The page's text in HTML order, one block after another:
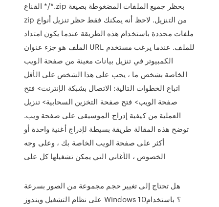
القناع */*.zip بحظر جميع الملفات المضغوطة بصيغة
zip من التنزيل. لاحظ أنه يمكنك فقط حظر تنزيل أنواع
ملفات محددة باستخدام هذه الطريقة عندما يكون امتداد
الملف هو جزء عنوان URL للملف. عندما يرغب مستخدم
الكمبيوتر في تنزيل بيانات معينة من صفحة الويب
الخاصة بشخص ما ، يجب على هذا الشخص على الأقل
اتباع الخطوات التالية: الاتصال بشبكة الإنترنت> فتح
صفحة الويب> فتح صفحة التخزين السحابية> تنزيل
العملية من كيفية إدراج الموسيقى على صفحة ويب.
توضح هذه المقالة طريقة بسيطة لإدراج أغنية واحدة أو
أكثر على صفحة الويب الخاصة بك ، وعلى وجه
الخصوص ، الأغاني التي يمكن تشغيلها كل على
هل تحتاج إلى تغيير حجم مجموعة من الصور بسرعة
على نظام التشغيل ويندوز Windows 10؟ باستخدام